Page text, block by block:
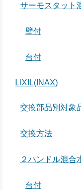
サーモスタット
壁付
台付
LIXIL(INAX)
交換部品別対象
交換方法
２ハンドル混合
台付